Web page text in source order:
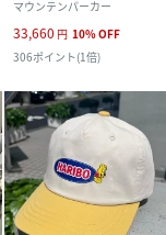
マウンテンパーカー
33,660 円 10%OFF
306ポイント(1倍)